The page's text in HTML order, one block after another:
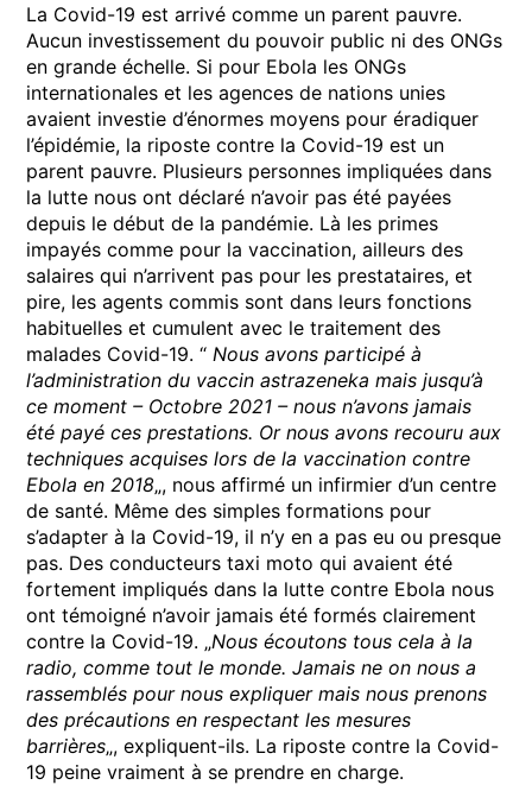
La Covid-19 est arrivé comme un parent pauvre.
Aucun investissement du pouvoir public ni des ONGs
en grande échelle. Si pour Ebola les ONGs
internationales et les agences de nations unies
avaient investie d’énormes moyens pour éradiquer
l’épidémie, la riposte contre la Covid-19 est un
parent pauvre. Plusieurs personnes impliquées dans
la lutte nous ont déclaré n’avoir pas été payées
depuis le début de la pandémie. Là les primes
impayés comme pour la vaccination, ailleurs des
salaires qui n’arrivent pas pour les prestataires, et
pire, les agents commis sont dans leurs fonctions
habituelles et cumulent avec le traitement des
malades Covid-19. “ Nous avons participé à
l’administration du vaccin astrazeneka mais jusqu’à
ce moment – Octobre 2021 – nous n’avons jamais
été payé ces prestations. Or nous avons recouru aux
techniques acquises lors de la vaccination contre
Ebola en 2018„, nous affirmé un infirmier d’un centre
de santé. Même des simples formations pour
s’adapter à la Covid-19, il n’y en a pas eu ou presque
pas. Des conducteurs taxi moto qui avaient été
fortement impliqués dans la lutte contre Ebola nous
ont témoigné n’avoir jamais été formés clairement
contre la Covid-19. „Nous écoutons tous cela à la
radio, comme tout le monde. Jamais ne on nous a
rassemblés pour nous expliquer mais nous prenons
des précautions en respectant les mesures
barrières„, expliquent-ils. La riposte contre la Covid-
19 peine vraiment à se prendre en charge.